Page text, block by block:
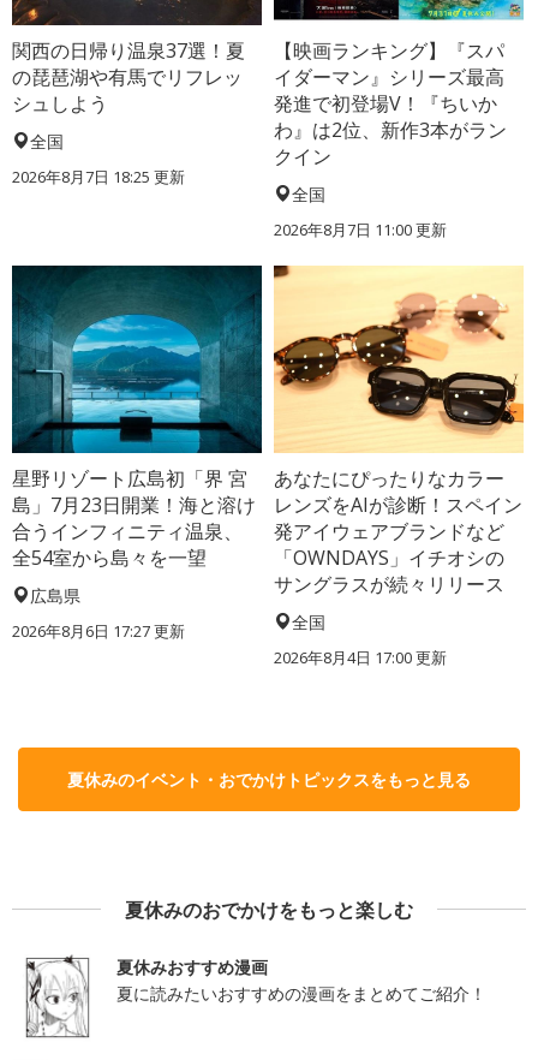
関西の日帰り温泉37選！夏
の琵琶湖や有馬でリフレッ
シュしよう
全国
2026年8月7日 18:25 更新
【映画ランキング】『スパ
イダーマン』シリーズ最高
発進で初登場V！『ちいか
わ』は2位、新作3本がラン
クイン
全国
2026年8月7日 11:00更新
星野リゾート広島初「界 宮
島」7月23日開業！海と溶け
合うインフィニティ温泉、
全54室から島々を一望
広島県
2026年8月6日 17:27更新
あなたにぴったりなカラー
レンズをAIが診断！スペイン
発アイウェアブランドなど
「OWNDAYS」イチオシの
サングラスが続々リリース
全国
2026年8月4日 17:00更新
夏休みのイベント・おでかけトピックスをもっと見る
夏休みのおでかけをもっと楽しむ
夏休みおすすめ漫画
夏に読みたいおすすめの漫画をまとめてご紹介！